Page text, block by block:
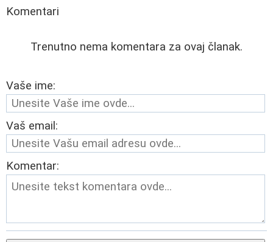
Komentari
Trenutno nema komentara za ovaj članak.
Vaše ime:
Vaš email:
Komentar: